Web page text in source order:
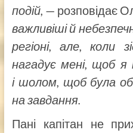
подій, — розповідає
важливіші й
регіоні, але, коли
нагадує мені, щоб я
і шолом, щоб була
на завдання.
Пані капітан не